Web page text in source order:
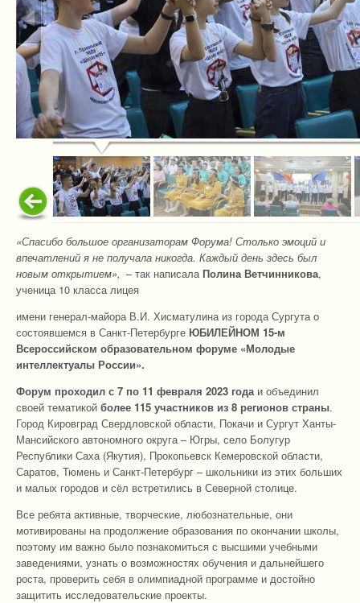
«Спасибо большое организаторам Форума! Столько эмоций и
впечатлений я не получала никогда. Каждый день здесь был
новым открытием», – так написала Полина Ветчинникова,
ученица 10 класса лицея
имени генерал-майора В.И. Хисматулина из города Сургута о
состоявшемся в Санкт-Петербурге ЮБИЛЕЙНОМ 15-м
Всероссийском образовательном форуме «Молодые
интеллектуалы России».
Форум проходил с 7 по 11 февраля 2023 года и объединил
своей тематикой более 115 участников из 8 регионов страны.
Город Кировград Свердловской области, Покачи и Сургут Ханты-
Мансийского автономного округа – Югры, село Болугур
Республики Саха (Якутия), Прокопьевск Кемеровской области,
Саратов, Тюмень и Санкт-Петербург – школьники из этих больших
и малых городов и сёл встретились в Северной столице.
Все ребята активные, творческие, любознательные, они
мотивированы на продолжение образования по окончании школы,
поэтому им важно было познакомиться с высшими учебными
заведениями, узнать о возможностях обучения и дальнейшего
роста, проверить себя в олимпиадной программе и достойно
защитить исследовательские проекты.